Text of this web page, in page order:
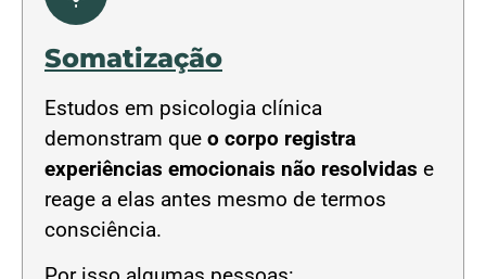
Somatização
Estudos em psicologia clínica
demonstram que o corpo registra
experiências emocionais não resolvidas e
reage a elas antes mesmo de termos
consciência.